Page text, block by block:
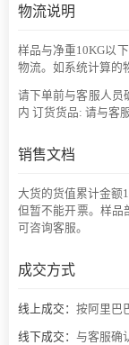
物流说明
样品与净重10KG以
物流。如系统计算的
请下单前与客服人员
内 订货货品: 请与客
销售文档
大货的货值累计金额
但暂不能开票。样品
可咨询客服。
成交方式
线上成交： 按阿里巴
线下成交： 与客服确